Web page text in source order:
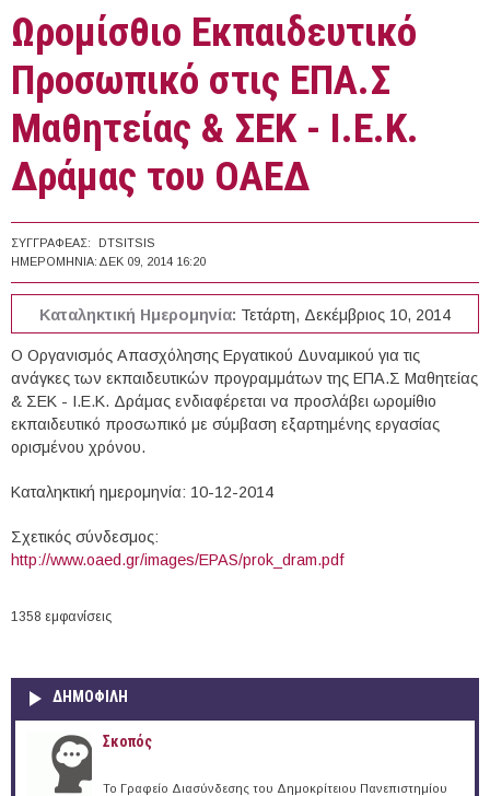
Ωρομίσθιο Εκπαιδευτικό
Προσωπικό στις ΕΠΑ.Σ
Μαθητείας & ΣΕΚ - Ι.Ε.Κ.
Δράμας του ΟΑΕΔ
ΣΥΓΓΡΑΦΈΑΣ:
DTSITSIS
ΗΜΕΡΟΜΗΝΊΑ: ΔΕΚ 09, 2014 16:20
Καταληκτική Ημερομηνία: Τετάρτη, Δεκέμβριος 10, 2014
Ο Οργανισμός Απασχόλησης Εργατικού Δυναμικού για τις
ανάγκες των εκπαιδευτικών προγραμμάτων της ΕΠΑ.Σ Μαθητείας
& ΣΕΚ - Ι.Ε.Κ. Δράμας ενδιαφέρεται να προσλάβει ωρομίθιο
εκπαιδευτικό προσωπικό με σύμβαση εξαρτημένης εργασίας
ορισμένου χρόνου.
Καταληκτική ημερομηνία: 10-12-2014
Σχετικός σύνδεσμος:
http://www.oaed.gr/images/EPAS/prok_dram.pdf
1358 εμφανίσεις
ΔΗΜΟΦΙΛΗ
Σκοπός
Το Γραφείο Διασύνδεσης του Δημοκρίτειου Πανεπιστημίου